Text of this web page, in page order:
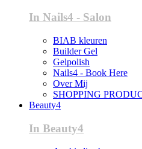
In Nails4 - Salon
BIAB kleuren
Builder Gel
Gelpolish
Nails4 - Book Here
Over Mij
SHOPPING
Beauty4
In Beauty4